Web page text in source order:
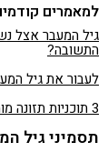
למאמרים
גיל המעבר אצל
התשובה?
לעבור את גיל
3 תוכניות תזונה מומלצות לגיל המעבר
תסמיני גיל